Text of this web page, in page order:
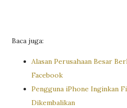
Baca juga:
Alasan Perusahaan Besar
Facebook
Pengguna iPhone Inginkan
Dikembalikan